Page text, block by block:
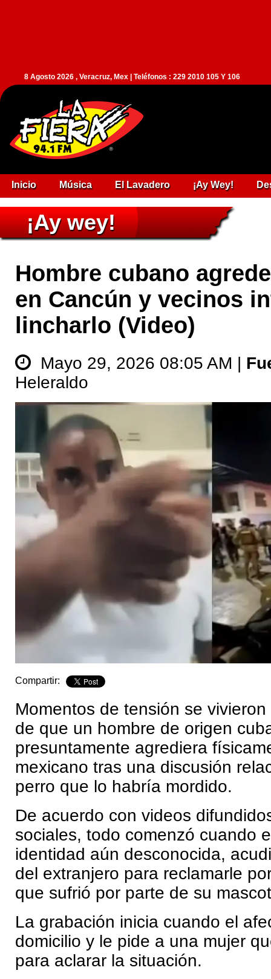
8 Agosto 2026 , Veracruz, Mex | Teléfonos : 229 2010 105 Y 106
Inicio Música El Lavadero ¡Ay Wey!
¡Ay wey!
Hombre cubano
en Cancún y vecinos
lincharlo (Video)
Mayo 29, 2026 08:05 AM |
Heleraldo
Compartir:
Momentos de tensión se
de que un hombre de origen
presuntamente agrediera
mexicano tras una discusión
perro que lo habría mordido.
De acuerdo con videos
sociales, todo comenzó cuando
identidad aún desconocida,
del extranjero para reclamarle
que sufrió por parte de su
La grabación inicia cuando el
domicilio y le pide a una mujer
para aclarar la situación.